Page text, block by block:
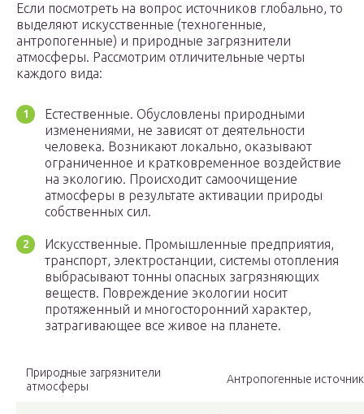
Если посмотреть на вопрос источников глобально, то
выделяют искусственные (техногенные,
антропогенные) и природные загрязнители
атмосферы. Рассмотрим отличительные черты
каждого вида:
Естественные. Обусловлены природными
изменениями, не зависят от деятельности
человека. Возникают локально, оказывают
ограниченное и кратковременное воздействие
на экологию. Происходит самоочищение
атмосферы в результате активации природы
собственных сил.
Искусственные. Промышленные предприятия,
транспорт, электростанции, системы отопления
выбрасывают тонны опасных загрязняющих
веществ. Повреждение экологии носит
протяженный и многосторонний характер,
затрагивающее все живое на планете.
Природные загрязнители
атмосферы
Антропогенные